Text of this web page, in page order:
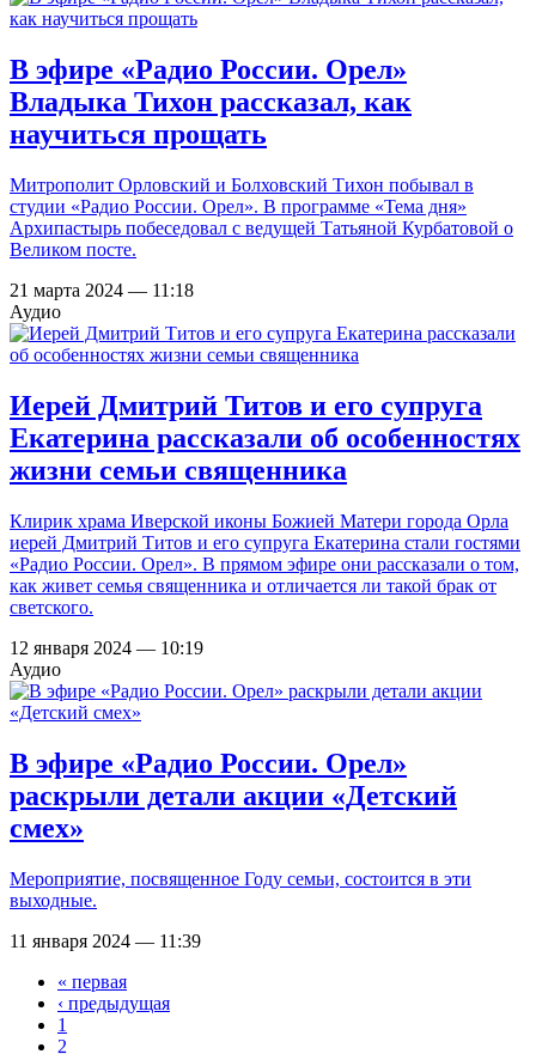
В эфире «Радио России. Орел»
Владыка Тихон рассказал, как
научиться прощать
Митрополит Орловский и Болховский Тихон побывал в
студии «Радио России. Орел». В программе «Тема дня»
Архипастырь побеседовал с ведущей Татьяной Курбатовой о
Великом посте.
21 марта 2024 — 11:18
Аудио
Иерей Дмитрий Титов и его супруга
Екатерина рассказали об особенностях
жизни семьи священника
Клирик храма Иверской иконы Божией Матери города Орла
иерей Дмитрий Титов и его супруга Екатерина стали гостями
«Радио России. Орел». В прямом эфире они рассказали о том,
как живет семья священника и отличается ли такой брак от
светского.
12 января 2024 — 10:19
Аудио
В эфире «Радио России. Орел»
раскрыли детали акции «Детский
смех»
Мероприятие, посвященное Году семьи, состоится в эти
выходные.
11 января 2024 — 11:39
Страницы
« первая
‹ предыдущая
1
2